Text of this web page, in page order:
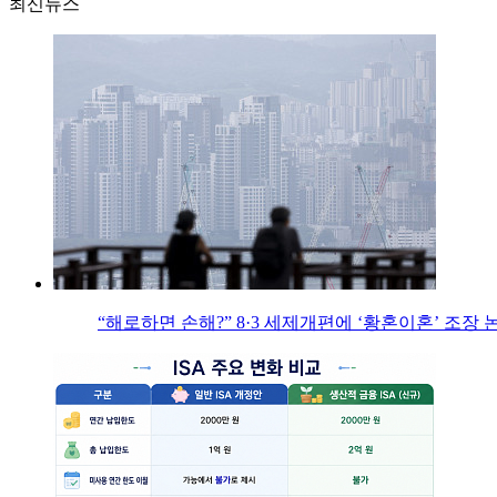
최신뉴스
“해로하면 손해?” 8·3 세제개편에 ‘황혼이혼’ 조장